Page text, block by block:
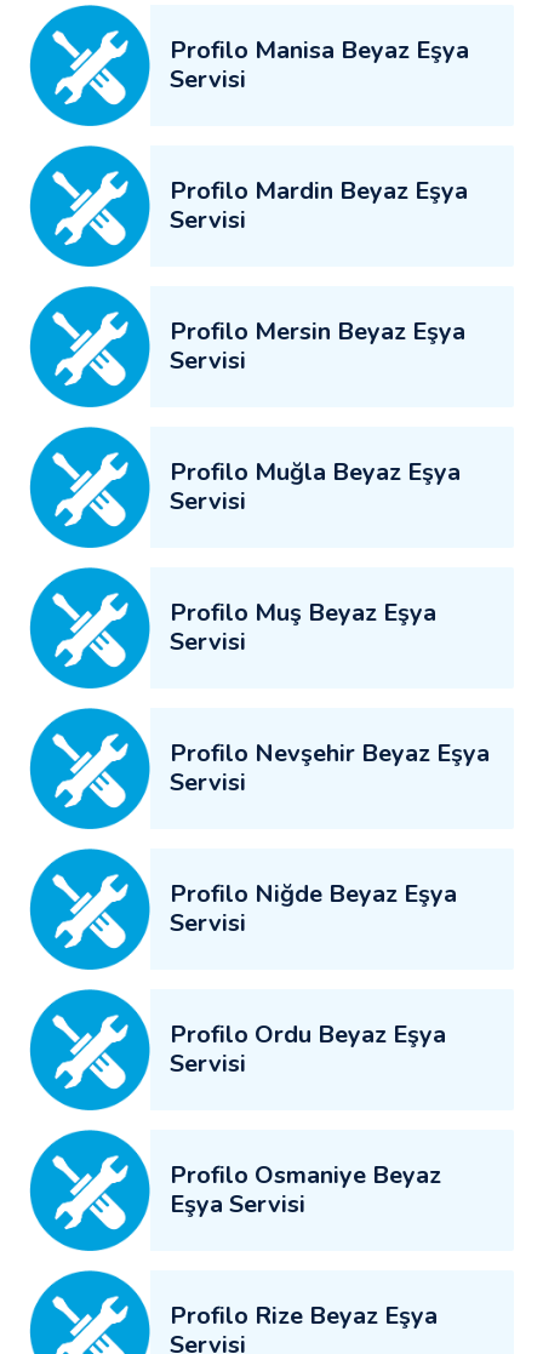
Profilo Manisa Beyaz Eşya
Servisi
Profilo Mardin Beyaz Eşya
Servisi
Profilo Mersin Beyaz Eşya
Servisi
Profilo Muğla Beyaz Eşya
Servisi
Profilo Muş Beyaz Eşya
Servisi
Profilo Nevşehir Beyaz Eşya
Servisi
Profilo Niğde Beyaz Eşya
Servisi
Profilo Ordu Beyaz Eşya
Servisi
Profilo Osmaniye Beyaz
Eşya Servisi
Profilo Rize Beyaz Eşya
Servisi